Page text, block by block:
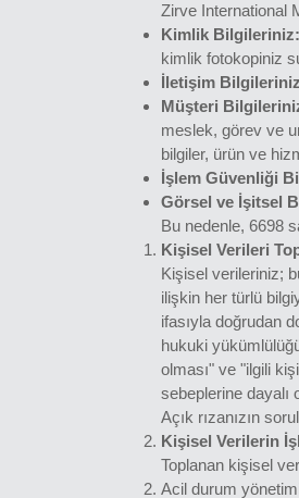
Zirve International
Kimlik Bilgileriniz:
kimlik fotokopiniz
İletişim
Müşteri
meslek, görev ve
bilgiler, ürün ve
İşlem Güvenliği
Görsel ve İşitsel
Bu nedenle, 6698
Kişisel Verileri
Kişisel verileriniz;
ilişkin her türlü
ifasıyla doğrudan
hukuki
olması" ve "ilgili
sebeplerine dayalı
Açık rızanızın
Kişisel Verilerin
Toplanan kişisel
Acil durum